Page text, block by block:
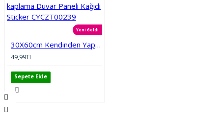
Yeni Geldi
30X60cm Kendinden Yapışkanlı Duvar,banyo,tezgah arası kaplama Duvar Paneli Kağıdı Sticker CYCZT00239
49,99TL
Sepete Ekle